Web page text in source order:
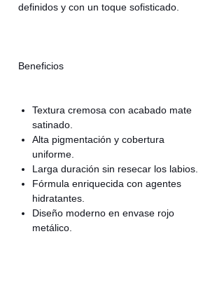
definidos y con un toque sofisticado.
Beneficios
Textura cremosa con acabado mate
satinado.
Alta pigmentación y cobertura
uniforme.
Larga duración sin resecar los labios.
Fórmula enriquecida con agentes
hidratantes.
Diseño moderno en envase rojo
metálico.